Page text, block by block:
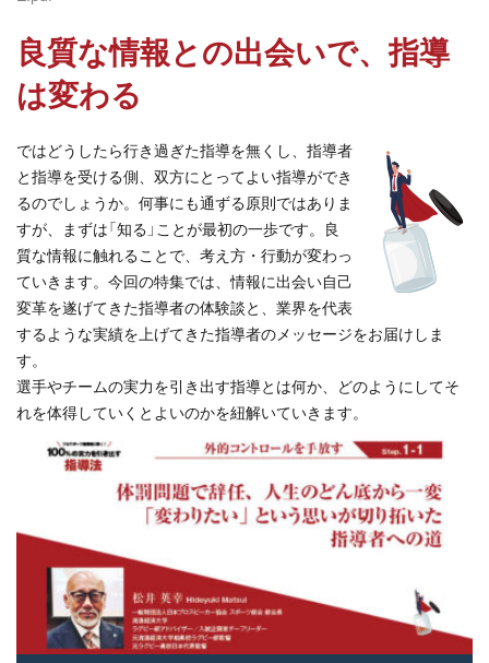
良質な情報との出会いで、指導
は変わる
ではどうしたら行き過ぎた指導を無くし、指導者
と指導を受ける側、双方にとってよい指導ができ
るのでしょうか。何事にも通ずる原則ではありま
すが、まずは「知る」ことが最初の一歩です。 良
質な情報に触れることで、考え方・行動が変わっ
ていきます。今回の特集では、情報に出会い自己
変革を遂げてきた指導者の体験談と、業界を代表
するような実績を上げてきた指導者のメッセージをお届けしま
す。
選手やチームの実力を引き出す指導とは何か、どのようにしてそ
れを体得していくとよいのかを紐解いていきます。